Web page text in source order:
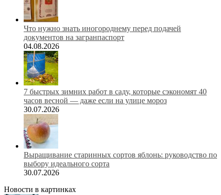
Что нужно знать иногороднему перед подачей
документов на загранпаспорт
04.08.2026
7 быстрых зимних работ в саду, которые сэкономят 40
часов весной — даже если на улице мороз
30.07.2026
Выращивание старинных сортов яблонь: руководство по
выбору идеального сорта
30.07.2026
Новости в картинках